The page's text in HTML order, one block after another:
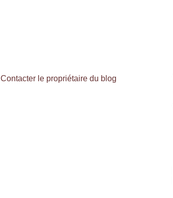
Contacter le propriétaire du blog